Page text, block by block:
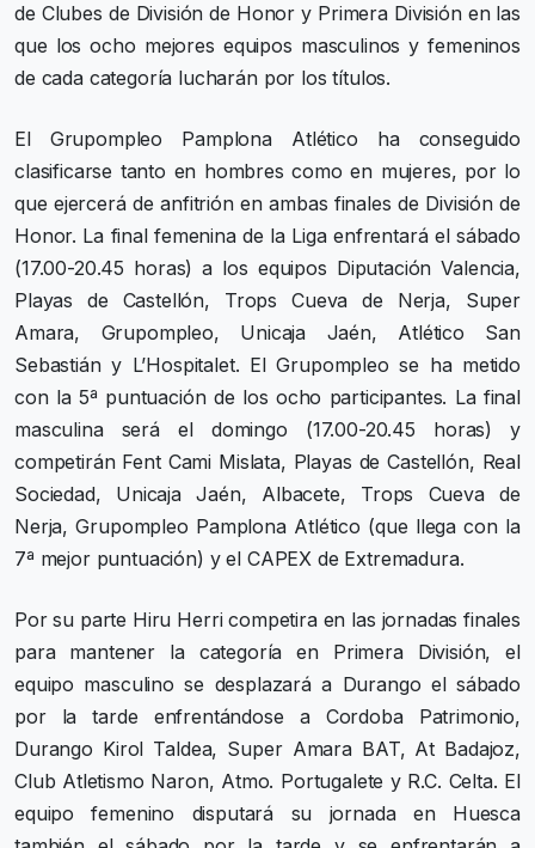
de Clubes de División de Honor y Primera División en las
que los ocho mejores equipos masculinos y femeninos
de cada categoría lucharán por los títulos.
El Grupompleo Pamplona Atlético ha conseguido
clasificarse tanto en hombres como en mujeres, por lo
que ejercerá de anfitrión en ambas finales de División de
Honor. La final femenina de la Liga enfrentará el sábado
(17.00-20.45 horas) a los equipos Diputación Valencia,
Playas de Castellón, Trops Cueva de Nerja, Super
Amara, Grupompleo, Unicaja Jaén, Atlético San
Sebastián y L’Hospitalet. El Grupompleo se ha metido
con la 5ª puntuación de los ocho participantes. La final
masculina será el domingo (17.00-20.45 horas) y
competirán Fent Cami Mislata, Playas de Castellón, Real
Sociedad, Unicaja Jaén, Albacete, Trops Cueva de
Nerja, Grupompleo Pamplona Atlético (que llega con la
7ª mejor puntuación) y el CAPEX de Extremadura.
Por su parte Hiru Herri competira en las jornadas finales
para mantener la categoría en Primera División, el
equipo masculino se desplazará a Durango el sábado
por la tarde enfrentándose a Cordoba Patrimonio,
Durango Kirol Taldea, Super Amara BAT, At Badajoz,
Club Atletismo Naron, Atmo. Portugalete y R.C. Celta. El
equipo femenino disputará su jornada en Huesca